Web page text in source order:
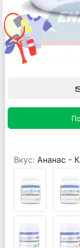
Вкус: Ананас -